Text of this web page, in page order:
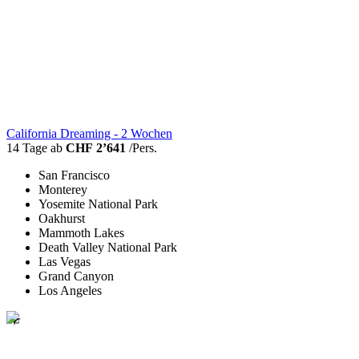
California Dreaming - 2 Wochen
14 Tage ab CHF 2’641 /Pers.
San Francisco
Monterey
Yosemite National Park
Oakhurst
Mammoth Lakes
Death Valley National Park
Las Vegas
Grand Canyon
Los Angeles